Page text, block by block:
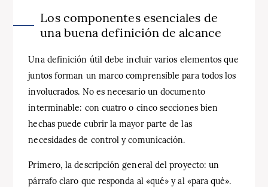
Los componentes esenciales de
una buena definición de alcance
Una definición útil debe incluir varios elementos que
juntos forman un marco comprensible para todos los
involucrados. No es necesario un documento
interminable: con cuatro o cinco secciones bien
hechas puede cubrir la mayor parte de las
necesidades de control y comunicación.
Primero, la descripción general del proyecto: un
párrafo claro que responda al «qué» y al «para qué».